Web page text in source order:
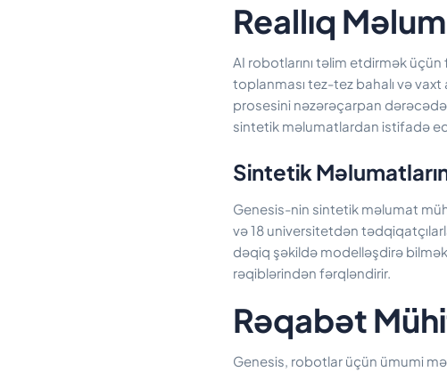
Reallıq
AI robotlarını təlim etdirmək
toplanması tez-tez bahalı və
prosesini nəzərəçarpan
sintetik məlumatlardan istifadə
Sintetik
Genesis-nin sintetik məlumat
və 18 universitetdən
dəqiq şəkildə modelləşdirə
rəqiblərindən fərqləndirir.
Rəqabət
Genesis, robotlar üçün ümumi